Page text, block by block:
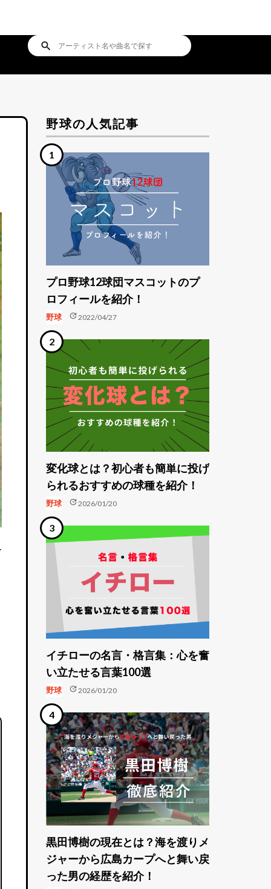
search
野球の人気記事
プロ野球12球団マスコットのプ
ロフィールを紹介！
野球 update2022/04/27
変化球とは？初心者も簡単に投げ
られるおすすめの球種を紹介！
野球 update2026/01/20
イチローの名言・格言集：心を奮
い立たせる言葉100選
野球 update2026/01/20
黒田博樹の現在とは？海を渡りメ
ジャーから広島カープへと舞い戻
った男の経歴を紹介！